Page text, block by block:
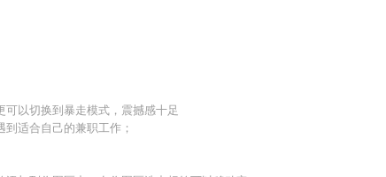
可以切换到暴走模式，震撼感十足
适合自己的兼职工作；